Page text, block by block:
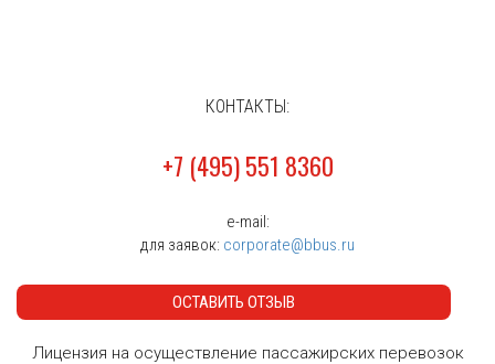
КОНТАКТЫ:
+7 (495) 551 8360
e-mail:
для заявок: corporate@bbus.ru
ОСТАВИТЬ ОТЗЫВ
Лицензия на осуществление пассажирских перевозок